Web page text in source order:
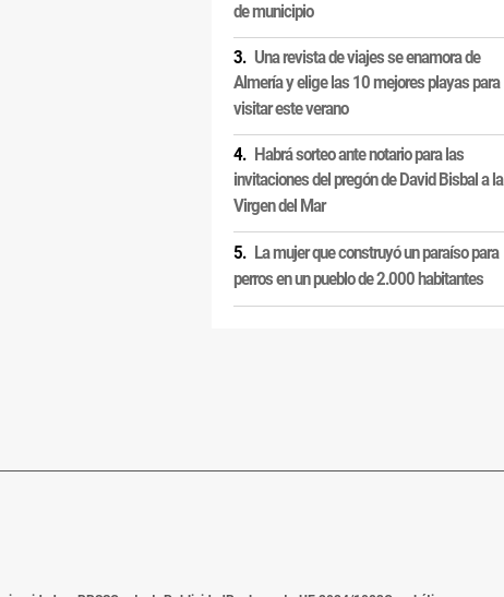
de municipio
Una revista de viajes se enamora de
Almería y elige las 10 mejores playas para
visitar este verano
Habrá sorteo ante notario para las
invitaciones del pregón de David Bisbal a la
Virgen del Mar
La mujer que construyó un paraíso para
perros en un pueblo de 2.000 habitantes